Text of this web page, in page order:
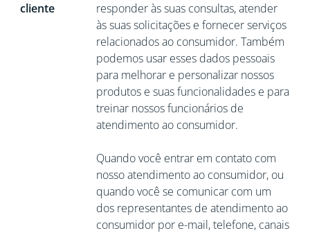
cliente
responder às suas consultas, atender
às suas solicitações e fornecer serviços
relacionados ao consumidor. Também
podemos usar esses dados pessoais
para melhorar e personalizar nossos
produtos e suas funcionalidades e para
treinar nossos funcionários de
atendimento ao consumidor.
Quando você entrar em contato com
nosso atendimento ao consumidor, ou
quando você se comunicar com um
dos representantes de atendimento ao
consumidor por e-mail, telefone, canais